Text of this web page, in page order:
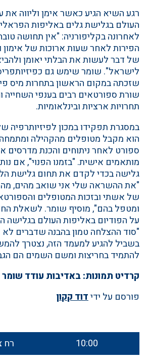
רגע השיא הגיע כאשר אימן וליווה את
העולם בגלישת גלים באליפות
לאחרונה בקליפורניה: "אין תחושה
הפירות לאחר שעות ארוכות של אימון
של דבר לעשות את הבלתי יאומן ולהביא
לישראל". שומר שימש גם
שזכתה במקום הראשון בתחרות מיס
שורת ספורטאים רבים בענפי השחייה
תחרויות ארציות ובינלאומיות.
במסגרת תפקידו במכון לפיזיותרפיה
הוא מקבל מטופלים מהקהילה
ספורט לאחר ניתוחים והכנת מדרסים
מותאמים אישית. "בזמנו הפנוי", אם
גלישה בכדי לקדם את תחום גלישת
"את ההשראה שלי אני שואב מהים,
של אשתי ובזכות המטופלים
ומטפל בהם", מוסיף שומר. לשאלת
על הפודיום באליפות העולם בגלישה
"סוד ההצלחה טמון בהבנה שדברים
בשביל להגיע למעמד הזה, נצטרך
להתמיד בחריצות ומשם השמים הם
קרדיט תמונות: באדיבות עודד שומר
פורסם על ידידוד קקון
10:00 רח